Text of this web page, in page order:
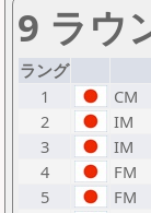
9 ラウ
ラング
1
CM
2
IM
3
IM
4
FM
5
FM